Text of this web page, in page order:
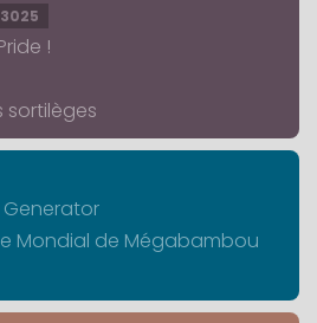
3025
!
sortilèges
Mondial de Mégabambou